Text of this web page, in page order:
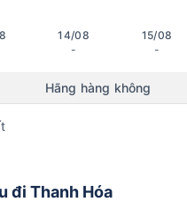
14/08
-
15/08
-
Hãng hàng không
đi Thanh Hóa